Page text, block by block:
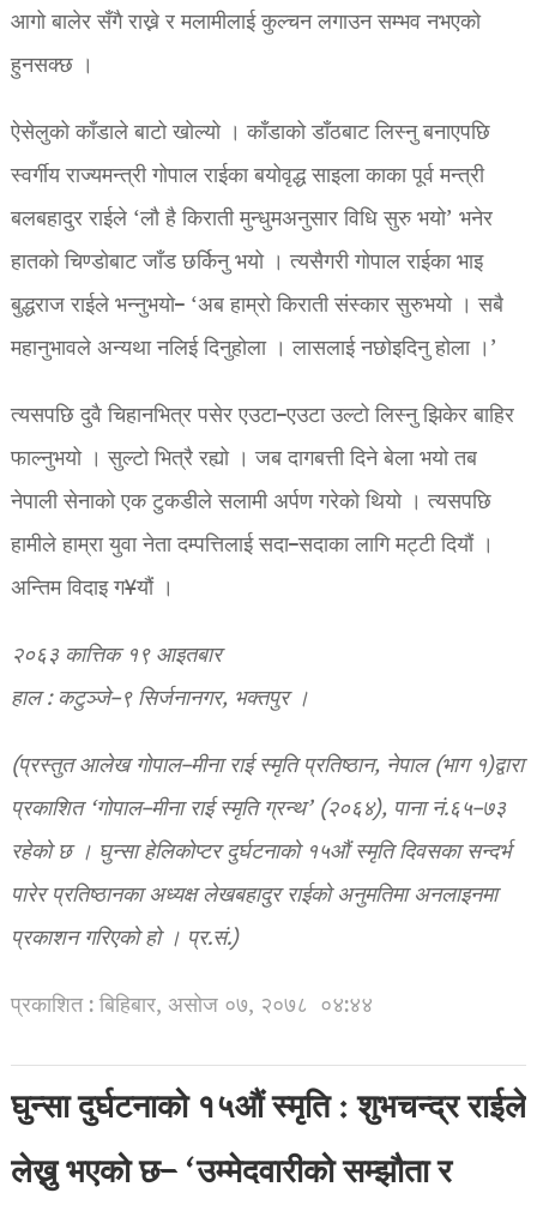
आगो बालेर सँगै राख्ने र मलामीलाई कुल्चन लगाउन सम्भव नभएको
हुनसक्छ ।
ऐसेलुको काँडाले बाटो खोल्यो । काँडाको डाँठबाट लिस्नु बनाएपछि
स्वर्गीय राज्यमन्त्री गोपाल राईका बयोवृद्ध साइला काका पूर्व मन्त्री
बलबहादुर राईले ‘लौ है किराती मुन्धुमअनुसार विधि सुरु भयो’ भनेर
हातको चिण्डोबाट जाँड छर्किनु भयो । त्यसैगरी गोपाल राईका भाइ
बुद्धराज राईले भन्नुभयो– ‘अब हाम्रो किराती संस्कार सुरुभयो । सबै
महानुभावले अन्यथा नलिई दिनुहोला । लासलाई नछोइदिनु होला ।’
त्यसपछि दुवै चिहानभित्र पसेर एउटा–एउटा उल्टो लिस्नु झिकेर बाहिर
फाल्नुभयो । सुल्टो भित्रै रह्यो । जब दागबत्ती दिने बेला भयो तब
नेपाली सेनाको एक टुकडीले सलामी अर्पण गरेको थियो । त्यसपछि
हामीले हाम्रा युवा नेता दम्पत्तिलाई सदा–सदाका लागि मट्टी दियौं ।
अन्तिम विदाइ ग¥यौं ।
२०६३ कात्तिक १९ आइतबार
हाल : कटुञ्जे–९ सिर्जनानगर, भक्तपुर ।
(प्रस्तुत आलेख गोपाल–मीना राई स्मृति प्रतिष्ठान, नेपाल (भाग १)द्वारा
प्रकाशित ‘गोपाल–मीना राई स्मृति ग्रन्थ’ (२०६४), पाना नं.६५–७३
रहेको छ । घुन्सा हेलिकोप्टर दुर्घटनाको १५औं स्मृति दिवसका सन्दर्भ
पारेर प्रतिष्ठानका अध्यक्ष लेखबहादुर राईको अनुमतिमा अनलाइनमा
प्रकाशन गरिएको हो । प्र.सं.)
प्रकाशित : बिहिबार, असोज ०७, २०७८ ०४:४४
घुन्सा दुर्घटनाको १५औं स्मृति : शुभचन्द्र राईले
लेख्नु भएको छ– ‘उम्मेदवारीको सम्झौता र